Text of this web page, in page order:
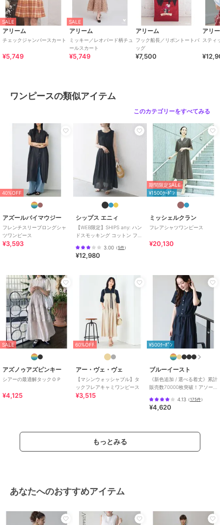
ブランド アリーム
ショップ アリーム
商品カテゴリ ワンピースドレス ワンピース
レディース
ワンピースドレス
ワンピース
表生地 ﾎ゜ﾘｴｽﾃﾙ 100% 裏生地 ﾎ゜ﾘ
ｴｽﾃﾙ 100% 別布部分 ﾎ゜ﾘｴｽﾃﾙ 10
商品のお取り扱い方法
原産国
SALE
アリーム
チェックジャンパースカート
¥5,749
SALE
アリーム
ミッキー／レオパード柄チュ
ールスカート
¥5,749
アリーム
フック船長／リボントートバ
ッグ
¥7,500
アリ
スティ
ワンピースの類似アイテム
このカテゴリーをすべてみる
40%OFF
アズールバイマウジー
フレンチスリーブロングシャ
ツワンピース
¥3,593
シップス エニィ
【WEB限定】SHIPS any: ハン
ドスモッキング コットン フレ
3.00 （5件）
¥12,980
期間限定SALE
¥1500ｸｰﾎﾟﾝ
ミッシェルクラン
フレアシャツワンピース
¥20,130
SALE
アズノゥアズピンキー
シアーの最適解タックＯＰ
¥4,125
60%OFF
アー・ヴェ・ヴェ
【マシンウォッシャブル】タ
ックフレアキャミワンピース
¥3,515
¥500ｸｰﾎﾟﾝ
ブルーイースト
《新色追加 / 選べる着丈》累計
販売数70000枚突破！アソー
4.13（175件）
¥4,620
もっとみる
あなたへのおすすめアイテム